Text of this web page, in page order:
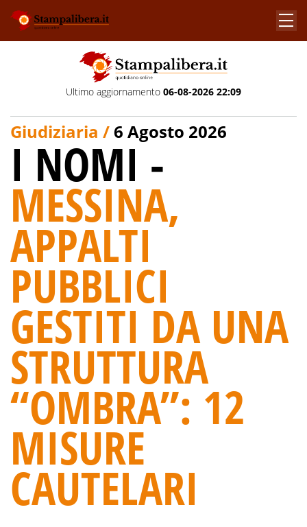
Ultimo aggiornamento 06-08-2026 22:09
Giudiziaria /6 Agosto 2026
I NOMI -
MESSINA,
APPALTI
PUBBLICI
GESTITI DA UNA
STRUTTURA
“OMBRA”: 12
MISURE
CAUTELARI